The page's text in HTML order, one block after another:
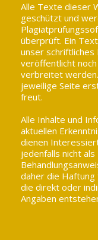
Alle Texte dieser
geschützt und
überprüft. Ein
unser
veröffentlicht
verbreitet
jeweilige Seite
freut.
Alle Inhalte und
aktuellen
dienen
jedenfalls nicht
daher die Haftung
die direkt oder
Angaben